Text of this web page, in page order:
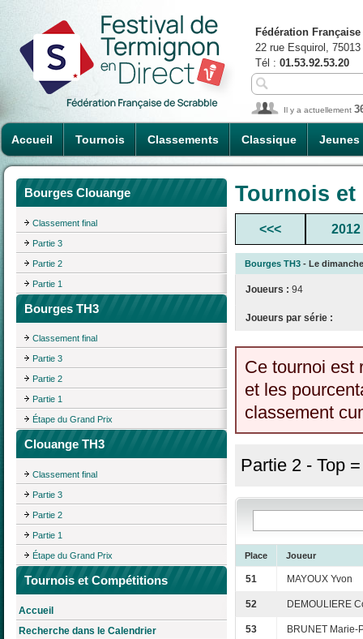
Accueil Tournois Classements Classique Jeunes
Fédération
22 rue Esquirol,
Tél : 01.53.92.53.20
Il y a actuellement
Bourges Clouange
Classement final
Partie 3
Partie 2
Partie 1
Bourges TH3
Classement final
Partie 3
Partie 2
Partie 1
Étape du Grand Prix
Clouange TH3
Classement final
Partie 3
Partie 2
Partie 1
Étape du Grand Prix
Tournois et Compétitions
Accueil
Recherche dans le Calendrier
Tournois
<<< 2012
Bourges TH3 - Le
Joueurs : 94
Joueurs par série :
Ce tournoi est
et les
classement
Partie 2 - Top
Place Joueur
51 MAYOUX Yvon
52 DEMOULIERE
53 BRUNET Marie-